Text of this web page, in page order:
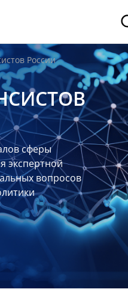
России
сферы
экспертной
вопросов